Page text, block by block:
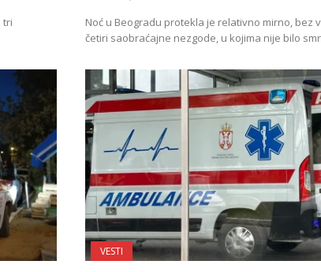
tri
Noć u Beogradu protekla je relativno mirno, bez
četiri saobraćajne nezgode, u kojima nije bilo
VESTI